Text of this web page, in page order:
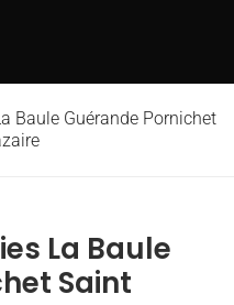
Baule Guérande Pornichet
La Baule
Saint